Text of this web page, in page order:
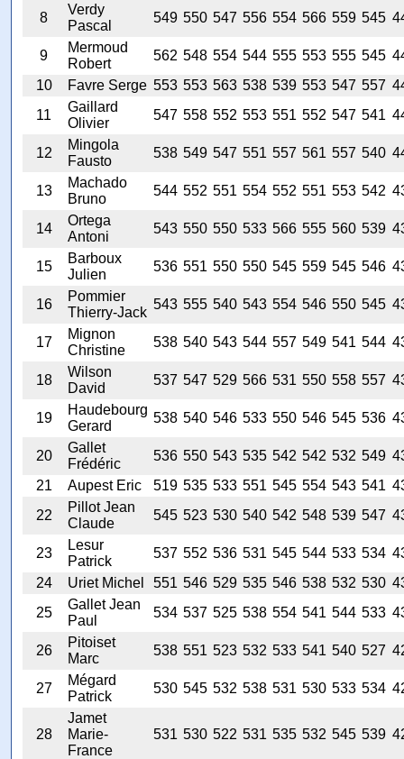
8
Verdy
Pascal
549 550 547 556 554 566 559 545
9
Mermoud
Robert
562 548 554 544 555 553 555 545
10
Favre Serge 553 553 563 538 539 553 547 557
11
Gaillard
Olivier
547 558 552 553 551 552 547 541
12
Mingola
Fausto
538 549 547 551 557 561 557 540
13
Machado
Bruno
544 552 551 554 552 551 553 542
14
Ortega
Antoni
543 550 550 533 566 555 560 539
15
Barboux
Julien
536 551 550 550 545 559 545 546
16
Pommier
Thierry-Jack
543 555 540 543 554 546 550 545
17
Mignon
Christine
538 540 543 544 557 549 541 544
18
Wilson
David
537 547 529 566 531 550 558 557
19
Haudebourg
Gerard
538 540 546 533 550 546 545 536
20
Gallet
Frédéric
536 550 543 535 542 542 532 549
21
Aupest Eric 519 535 533 551 545 554 543 541
22
Pillot Jean
Claude
545 523 530 540 542 548 539 547
23
Lesur
Patrick
537 552 536 531 545 544 533 534
24
Uriet Michel 551 546 529 535 546 538 532 530
25
Gallet Jean
Paul
534 537 525 538 554 541 544 533
26
Pitoiset
Marc
538 551 523 532 533 541 540 527
27
Mégard
Patrick
530 545 532 538 531 530 533 534
28
Jamet
Marie-
France
531 530 522 531 535 532 545 539